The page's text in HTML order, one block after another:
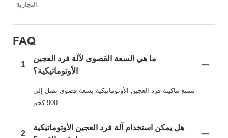
التجارية.
FAQ
1
ما هي السعة القصوى لآلة فرد العجين
الأوتوماتيكية؟
تتمتع ماكينة فرد العجين الأوتوماتيكية بسعة قصوى تصل إلى
2
هل يمكن استخدام آلة فرد العجين الأوتوماتيكية